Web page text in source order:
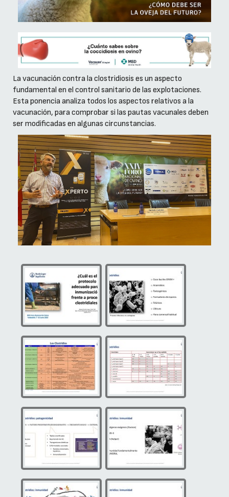
La vacunación contra la clostridiosis es un aspecto
fundamental en el control sanitario de las explotaciones.
Esta ponencia analiza todos los aspectos relativos a la
vacunación, para comprobar si las pautas vacunales deben
ser modificadas en algunas circunstancias.